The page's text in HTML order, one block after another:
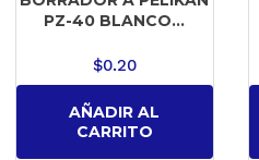
PZ-40 BLANCO...
$0.20
AÑADIR AL
CARRITO